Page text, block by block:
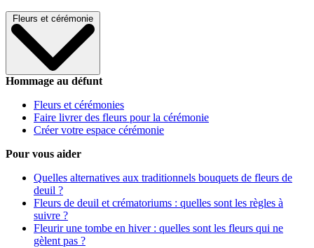
Fleurs et cérémonie
Hommage au défunt
Fleurs et cérémonies
Faire livrer des fleurs pour la cérémonie
Créer votre espace cérémonie
Pour vous aider
Quelles alternatives aux traditionnels bouquets de fleurs de
deuil ?
Fleurs de deuil et crématoriums : quelles sont les règles à
suivre ?
Fleurir une tombe en hiver : quelles sont les fleurs qui ne
gèlent pas ?